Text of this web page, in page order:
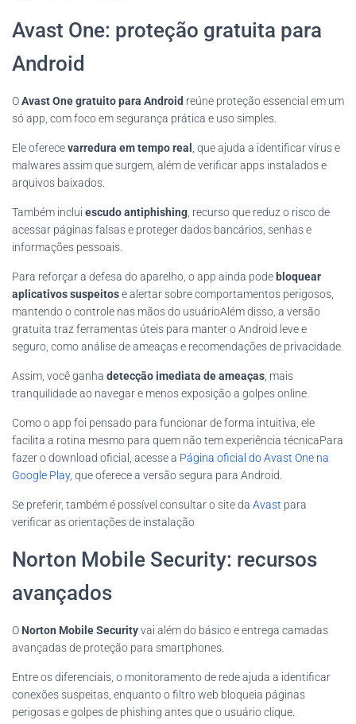
Avast One: proteção gratuita para
Android
OAvast One gratuito para Android reúne proteção essencial em um
só app, com foco em segurança prática e uso simples.
Ele oferecevarredura em tempo real
, que ajuda a identificar vírus e
malwares assim que surgem, além de verificar apps instalados e
arquivos baixados.
Também inclui escudo antiphishing , recurso que reduz o risco de
acessar páginas falsas e proteger dados bancários, senhas e
informações pessoais.
Para reforçar a defesa do aparelho, o app ainda pode bloquear
aplicativos suspeitose alertar sobre comportamentos perigosos,
mantendo o controle nas mãos do usuárioAlém disso, a versão
gratuita traz ferramentas úteis para manter o Android leve e
seguro, como análise de ameaças e recomendações de privacidade.
Assim, você ganha detecção imediata de ameaças , mais
tranquilidade ao navegar e menos exposição a golpes online.
Como o app foi pensado para funcionar de forma intuitiva, ele
facilita a rotina mesmo para quem não tem experiência técnicaPara
fazer o download oficial, acesse a Página oficial do Avast One na
Google Play, que oferece a versão segura para Android.
Se preferir, também é possível consultar o site da Avast para
verificar as orientações de instalação
Norton Mobile Security: recursos
avançados
O Norton Mobile Securityvai além do básico e entrega camadas
avançadas de proteção para smartphones.
Entre os diferenciais, o monitoramento de rede ajuda a identificar
conexões suspeitas, enquanto o filtro web bloqueia páginas
perigosas e golpes de phishing antes que o usuário clique.